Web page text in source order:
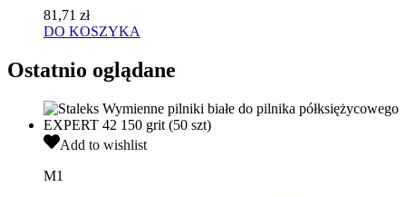
STANDARD
81,71 zł
DO KOSZYKA
Ostatnio oglądane
Staleks
pilniki
Add to wishlist
M1